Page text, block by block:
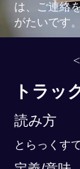
は、ご連絡
がたいです。
トラッ
読み方
とらっくす